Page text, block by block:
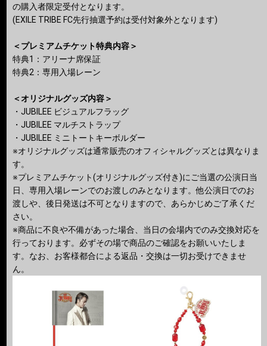
の購入者限定受付となります。
(EXILE TRIBE FC先行抽選予約は受付対象外となります)
＜プレミアムチケット特典内容＞
特典1：アリーナ席保証
特典2：専用⼊場レーン
＜オリジナルグッズ内容＞
・JUBILEE ビジュアルフラッグ
・JUBILEE マルチストラップ
・JUBILEE ミニトートキーボルダー
※オリジナルグッズは通常販売のオフィシャルグッズとは異なりま
す。
※プレミアムチケット(オリジナルグッズ付き)にご当選の公演日当
日、専用入場レーンでのお渡しのみとなります。他公演日でのお
渡しや、後日発送は不可となりますので、あらかじめご了承くだ
さい。
※商品に不良や不備があった場合、当日の会場内でのみ交換対応を
行っております。必ずその場で商品のご確認をお願いいたしま
す。なお、お客様都合による返品・交換は一切お受けできませ
ん。